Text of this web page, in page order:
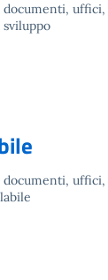
documenti,
documenti,